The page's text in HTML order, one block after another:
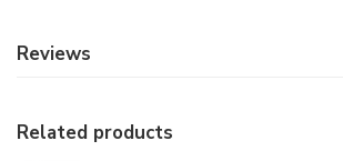
Reviews
Related products